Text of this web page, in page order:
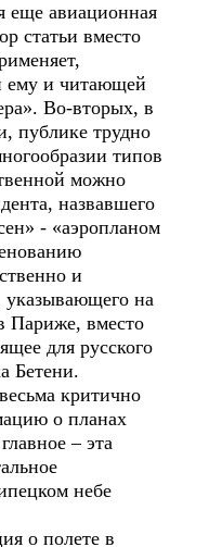
еще авиационная
статьи вместо
ему и читающей
Во-вторых, в
публике трудно
типов
можно
назвавшего
- «аэропланом
и
указывающего на
Париже, вместо
для русского
Бетени.
критично
о планах
– эта
небе
о полете в